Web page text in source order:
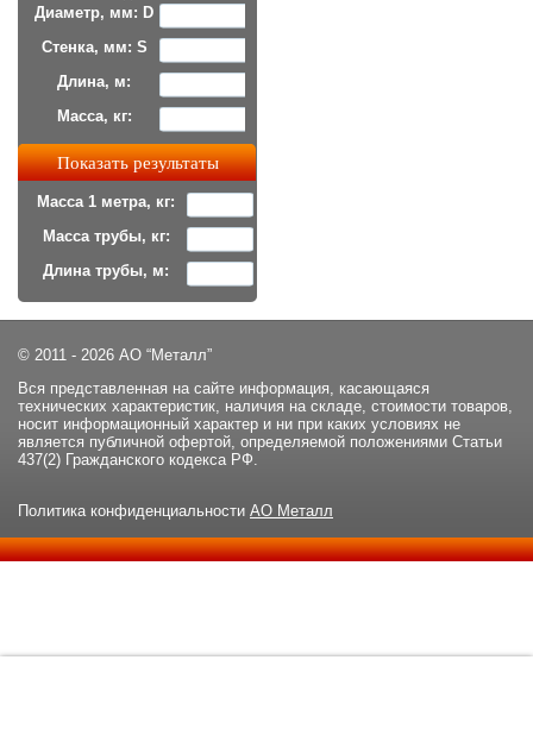
Диаметр, мм: D
Стенка, мм: S
Длина, м:
Масса, кг:
Масса 1 метра, кг:
Масса трубы, кг:
Длина трубы, м:
© 2011 - 2026 АО “Металл”
Вся представленная на сайте информация, касающаяся
технических характеристик, наличия на складе, стоимости товаров,
носит информационный характер и ни при каких условиях не
является публичной офертой, определяемой положениями Статьи
437(2) Гражданского кодекса РФ.
Политика конфиденциальности АО Металл